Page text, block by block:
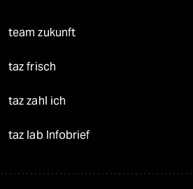
team zukunft
taz frisch
taz zahl ich
taz lab Infobrief